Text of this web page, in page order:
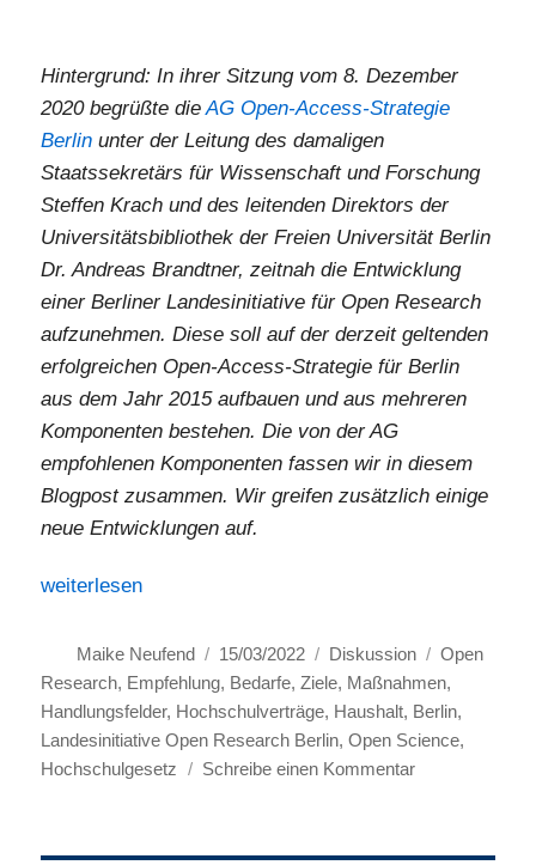
Hintergrund: In ihrer Sitzung vom 8. Dezember
2020 begrüßte dieAG Open-Access-Strategie
Berlin unter der Leitung des damaligen
Staatssekretärs für Wissenschaft und Forschung
Steffen Krach und des leitenden Direktors der
Universitätsbibliothek der Freien Universität Berlin
Dr. Andreas Brandtner, zeitnah die Entwicklung
einer Berliner Landesinitiative für Open Research
aufzunehmen. Diese soll auf der derzeit geltenden
erfolgreichen Open-Access-Strategie für Berlin
aus dem Jahr 2015 aufbauen und aus mehreren
Komponenten bestehen. Die von der AG
empfohlenen Komponenten fassen wir in diesem
Blogpost zusammen. Wir greifen zusätzlich einige
neue Entwicklungen auf.
„Empfehlung für eine Landesinitiative Open Research
weiterlesen
Autor
Maike Neufend
Veröffentlicht
am
15/03/2022 Kategorien
Diskussion
Open
Research, Empfehlung, Bedarfe,Ziele, Maßnahmen,
Handlungsfelder, Hochschulverträge, Haushalt, Berlin,
Landesinitiative Open Research Berlin,Open Science,
Hochschulgesetz
Schreibe einen Kommentarzu
eine